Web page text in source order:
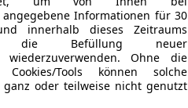
Informationen für 30
innerhalb dieses Zeitraums
die Befüllung neuer
wiederzuverwenden. Ohne die
Tools können solche
oder teilweise nicht genutzt